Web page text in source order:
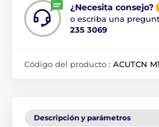
¿Necesita consejo?
o escriba una
235 3069
Código del producto : ACUTCN
Descripción y parámetros